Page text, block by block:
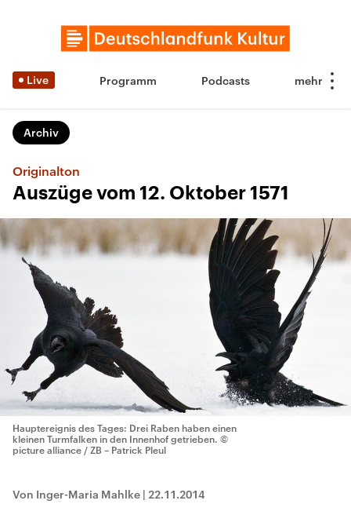
Live Programm Podcasts
Archiv
Originalton
Auszüge vom 12. Oktober 1571
Hauptereignis des Tages: Drei Raben haben einen
kleinen Turmfalken in den Innenhof getrieben. ©
picture alliance / ZB – Patrick Pleul
Von Inger-Maria Mahlke | 22.11.2014